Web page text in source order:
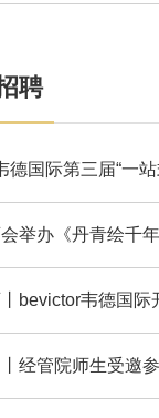
聘
德国际第三届“一
举办《丹青绘千
bevictor韦德国际
经管院师生受邀